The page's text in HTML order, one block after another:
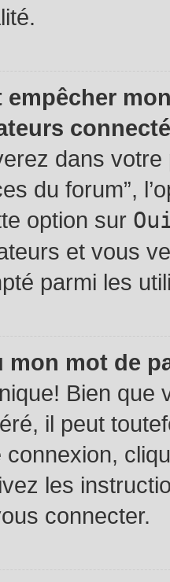
empêcher
dans votre
du forum”,
option sur
et vous
parmi les
mon mot de
Bien que
il peut
connexion,
les
connecter.